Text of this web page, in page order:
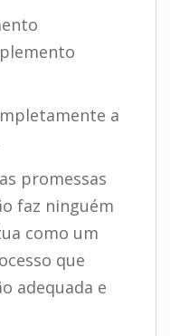
a
promessas
faz ninguém
como um
que
adequada e